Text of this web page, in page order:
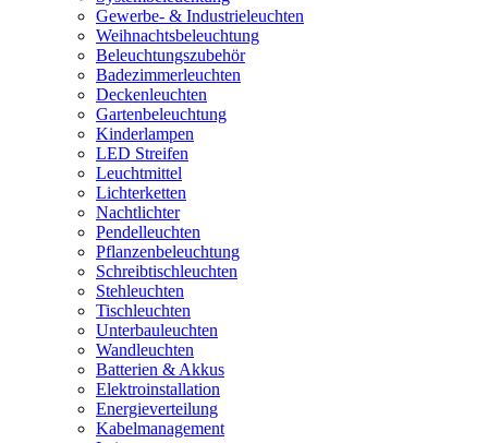
Gewerbe- & Industrieleuchten
Weihnachtsbeleuchtung
Beleuchtungszubehör
Badezimmerleuchten
Deckenleuchten
Gartenbeleuchtung
Kinderlampen
LED Streifen
Leuchtmittel
Lichterketten
Nachtlichter
Pendelleuchten
Pflanzenbeleuchtung
Schreibtischleuchten
Stehleuchten
Tischleuchten
Unterbauleuchten
Wandleuchten
Batterien & Akkus
Elektroinstallation
Energieverteilung
Kabelmanagement